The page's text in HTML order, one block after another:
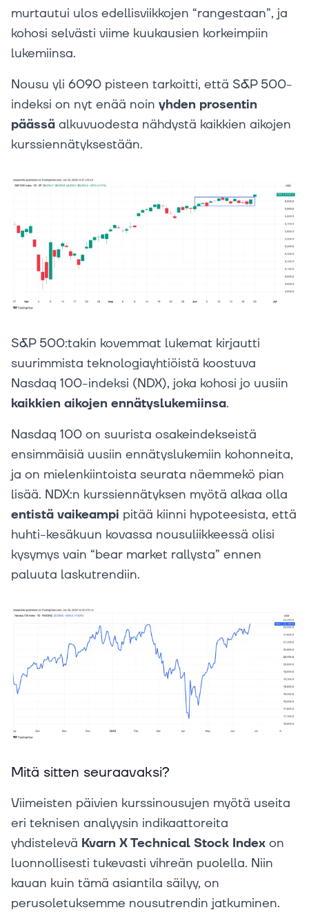
murtautui ulos edellisviikkojen “rangestaan”, ja
kohosi selvästi viime kuukausien korkeimpiin
lukemiinsa.
Nousu yli 6090 pisteen tarkoitti, että S&P 500-
indeksi on nyt enää noin yhden prosentin
päässä alkuvuodesta nähdystä kaikkien aikojen
kurssiennätyksestään.
S&P 500:takin kovemmat lukemat kirjautti
suurimmista teknologiayhtiöistä koostuva
Nasdaq 100-indeksi (NDX), joka kohosi jo uusiin
kaikkien aikojen ennätyslukemiinsa.
Nasdaq 100 on suurista osakeindekseistä
ensimmäisiä uusiin ennätyslukemiin kohonneita,
ja on mielenkiintoista seurata näemmekö pian
lisää. NDX:n kurssiennätyksen myötä alkaa olla
entistä vaikeampi pitää kiinni hypoteesista, että
huhti-kesäkuun kovassa nousuliikkeessä olisi
kysymys vain “bear market rallysta” ennen
paluuta laskutrendiin.
Mitä sitten seuraavaksi?
Viimeisten päivien kurssinousujen myötä useita
eri teknisen analyysin indikaattoreita
yhdistelevä Kvarn X Technical Stock Index on
luonnollisesti tukevasti vihreän puolella. Niin
kauan kuin tämä asiantila säilyy, on
perusoletuksemme nousutrendin jatkuminen.